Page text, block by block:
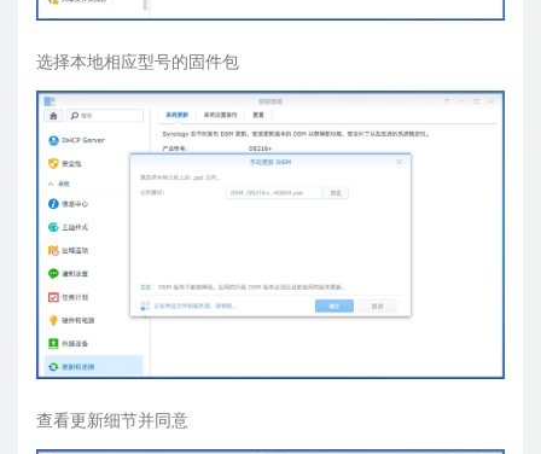
选择本地相应型号的固件包
查看更新细节并同意